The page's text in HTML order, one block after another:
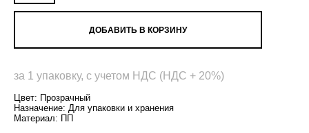
ДОБАВИТЬ В КОРЗИНУ
за 1 упаковку, с учетом НДС (НДС + 20%)
Цвет: Прозрачный
Назначение: Для упаковки и хранения
Материал: ПП